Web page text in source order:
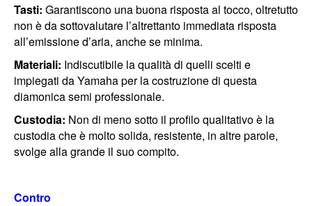
Tasti: Garantiscono una buona risposta al tocco, oltretutto
non è da sottovalutare l’altrettanto immediata risposta
all’emissione d’aria, anche se minima.
Materiali: Indiscutibile la qualità di quelli scelti e
impiegati da Yamaha per la costruzione di questa
diamonica semi professionale.
Custodia: Non di meno sotto il profilo qualitativo è la
custodia che è molto solida, resistente, in altre parole,
svolge alla grande il suo compito.
Contro